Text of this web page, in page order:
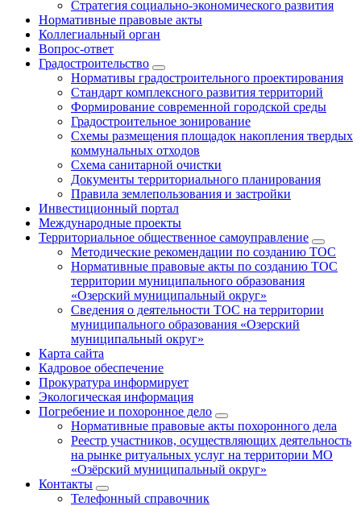
Стратегия социально-экономического развития
Нормативные правовые акты
Коллегиальный орган
Вопрос-ответ
Градостроительство
Нормативы градостроительного проектирования
Стандарт комплексного развития территорий
Формирование современной городской среды
Градостроительное зонирование
Схемы размещения площадок накопления твердых
коммунальных отходов
Схема санитарной очистки
Документы территориального планирования
Правила землепользования и застройки
Инвестиционный портал
Международные проекты
Территориальное общественное самоуправление
Методические рекомендации по созданию ТОС
Нормативные правовые акты по созданию ТОС
территории муниципального образования
«Озерский муниципальный округ»
Сведения о деятельности ТОС на территории
муниципального образования «Озерский
муниципальный округ»
Карта сайта
Кадровое обеспечение
Прокуратура информирует
Экологическая информация
Погребение и похоронное дело
Нормативные правовые акты похоронного дела
Реестр участников, осуществляющих деятельность
на рынке ритуальных услуг на территории МО
«Озёрский муниципальный округ»
Контакты
Телефонный справочник